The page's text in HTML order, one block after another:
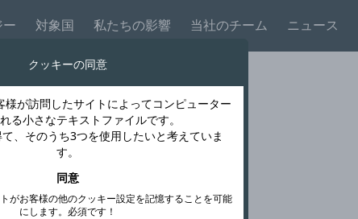
ー 対象国 私たちの影響 当社のチーム ニュース
クッキーの同意
様が訪問したサイトによってコンピューター
る小さなテキストファイルです。
、そのうち3つを使用したいと考えていま
す。
同意
がお客様の他のクッキー設定を記憶することを可能
にします。必須です！